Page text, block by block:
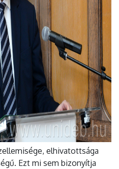
elhivatottsága
Ezt mi sem bizonyítja